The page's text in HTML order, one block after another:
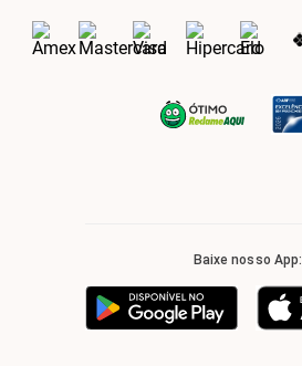
Baixe nosso App: